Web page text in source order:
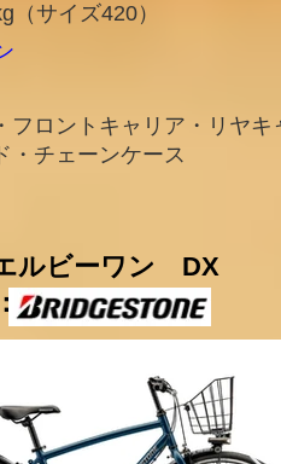
（サイズ420）
フロントキャリア・リヤキ
・チェーンケース
ルビーワン DX